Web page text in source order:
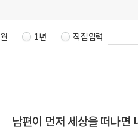
1년 직접입력
남편이 먼저 세상을 떠나면